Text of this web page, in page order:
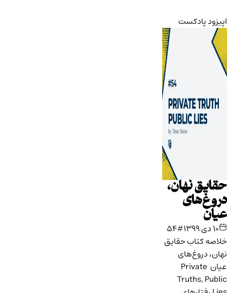
اپیزود پادکست
حقایق نهان،
دروغ‌های
عیان
۱۰ دی ۱۳۹۹
#54
خلاصه کتاب حقایق
نهان، دروغ‌های
عیان Private
Truths, Public